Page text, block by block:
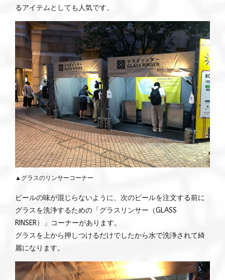
るアイテムとしても人気です。
▲グラスのリンサーコーナー
ビールの味が混じらないように、次のビールを注文する前に
グラスを洗浄するための「グラスリンサー（GLASS
RINSER）」コーナーがあります。
グラスを上から押しつけるだけでしたから水で洗浄されて綺
麗になります。